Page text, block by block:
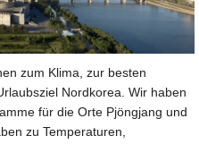
zum Klima, zur besten
Nordkorea. Wir haben
für die Orte Pjöngjang und
zu Temperaturen,